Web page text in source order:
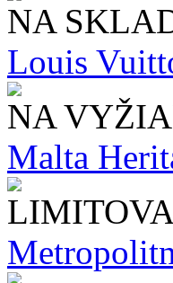
NA
Louis
NA
Malta